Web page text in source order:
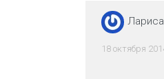
Лариса
18 октября